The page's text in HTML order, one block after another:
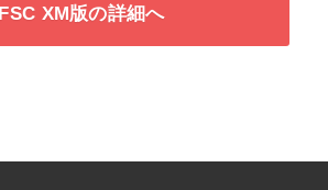
FSC XM版の詳細へ